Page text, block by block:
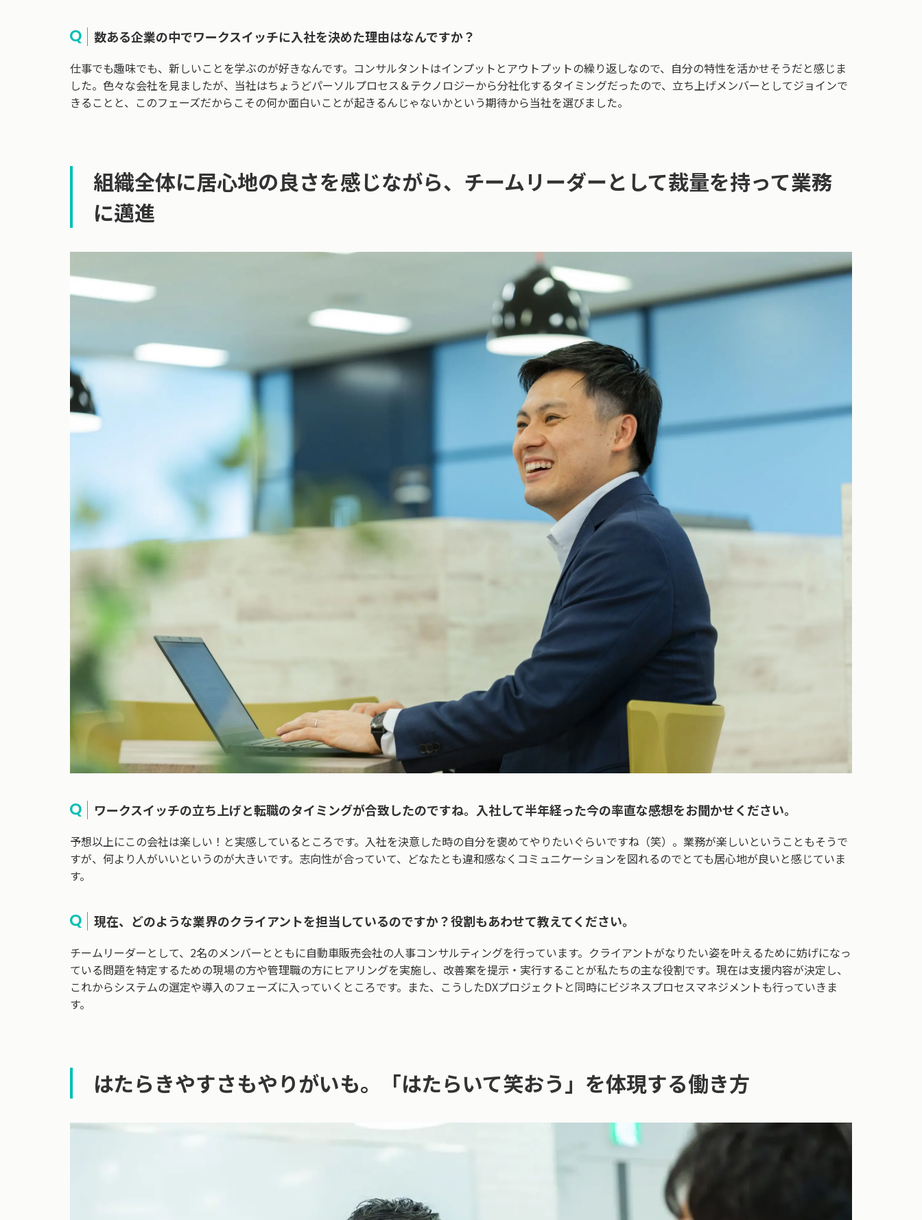
数ある企業の中でワークスイッチに入社を決めた理由はなんですか？
仕事でも趣味でも、新しいことを学ぶのが好きなんです。コンサルタントはインプットとアウトプットの繰り返しなので、自分の特性を活かせそうだと感じま
した。色々な会社を見ましたが、当社はちょうどパーソルプロセス＆テクノロジーから分社化するタイミングだったので、立ち上げメンバーとしてジョインで
きることと、このフェーズだからこその何か面白いことが起きるんじゃないかという期待から当社を選びました。
組織全体に居心地の良さを感じながら、チームリーダーとして裁量を持って業務
に邁進
ワークスイッチの立ち上げと転職のタイミングが合致したのですね。入社して半年経った今の率直な感想をお聞かせください。
予想以上にこの会社は楽しい！と実感しているところです。入社を決意した時の自分を褒めてやりたいぐらいですね（笑）。業務が楽しいということもそうで
すが、何より人がいいというのが大きいです。志向性が合っていて、どなたとも違和感なくコミュニケーションを図れるのでとても居心地が良いと感じていま
す。
現在、どのような業界のクライアントを担当しているのですか？役割もあわせて教えてください。
チームリーダーとして、2名のメンバーとともに自動車販売会社の人事コンサルティングを行っています。クライアントがなりたい姿を叶えるために妨げになっ
ている問題を特定するための現場の方や管理職の方にヒアリングを実施し、改善案を提示・実行することが私たちの主な役割です。現在は支援内容が決定し、
これからシステムの選定や導入のフェーズに入っていくところです。また、こうしたDXプロジェクトと同時にビジネスプロセスマネジメントも行っていきま
す。
はたらきやすさもやりがいも。「はたらいて笑おう」を体現する働き方